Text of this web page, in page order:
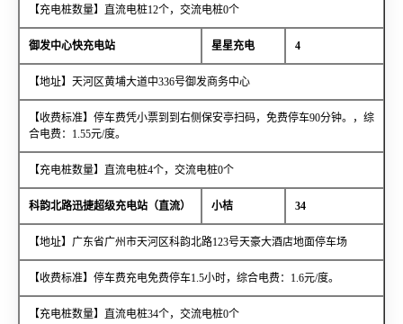
【充电桩数量】直流电桩12个，交流电桩0个
御发中心快充电站 星星充电 4
【地址】天河区黄埔大道中336号御发商务中心
【收费标准】停车费凭小票到到右侧保安亭扫码，免费停车90分钟。，综
合电费：1.55元/度。
【充电桩数量】直流电桩4个，交流电桩0个
科韵北路迅捷超级充电站（直流） 小桔 34
【地址】广东省广州市天河区科韵北路123号天豪大酒店地面停车场
【收费标准】停车费充电免费停车1.5小时，综合电费：1.6元/度。
【充电桩数量】直流电桩34个，交流电桩0个